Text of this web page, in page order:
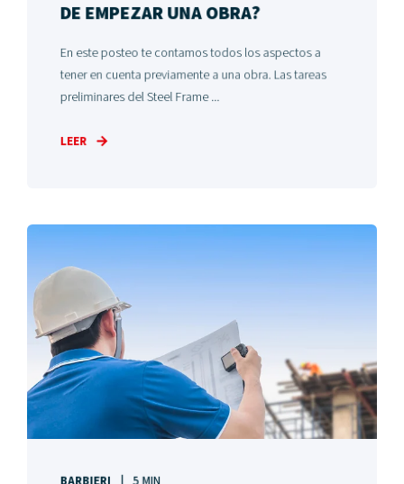
DE EMPEZAR UNA OBRA?
En este posteo te contamos todos los aspectos a
tener en cuenta previamente a una obra. Las tareas
preliminares del Steel Frame ...
LEER